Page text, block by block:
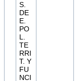
S.
DE
E.
PO
L.
TE
RRI
T. Y
FU
NCI